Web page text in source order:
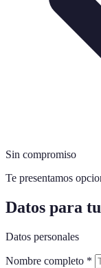
Sin compromiso
Te presentamos
Datos para
Datos personales
Nombre completo *